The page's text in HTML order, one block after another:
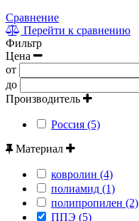
Сравнение
Перейти к сравнению
Фильтр
Цена
от
до
Производитель
Россия (5)
Материал
ковролин (4)
полиамид (1)
полипропилен (2)
ППЭ (5)